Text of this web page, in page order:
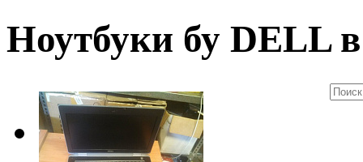
Ноутбуки бу DELL